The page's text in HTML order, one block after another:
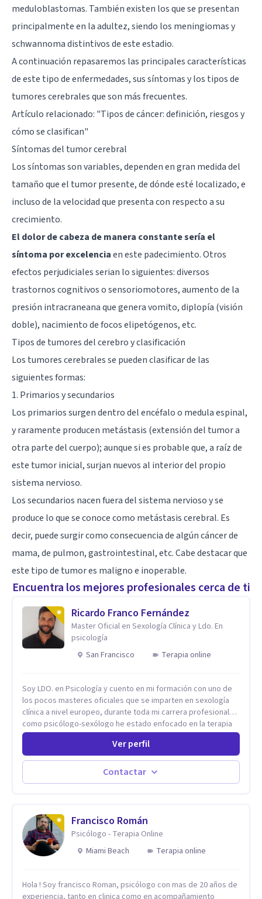
meduloblastomas. También existen los que se presentan
principalmente en la adultez, siendo los meningiomas y
schwannoma distintivos de este estadio.
A continuación repasaremos las principales características
de este tipo de enfermedades, sus síntomas y los tipos de
tumores cerebrales que son más frecuentes.
Artículo relacionado: "Tipos de cáncer: definición, riesgos y
cómo se clasifican"
Síntomas del tumor cerebral
Los síntomas son variables, dependen en gran medida del
tamaño que el tumor presente, de dónde esté localizado, e
incluso de la velocidad que presenta con respecto a su
crecimiento.
El dolor de cabeza de manera constante sería el
síntoma por excelenciaen este padecimiento. Otros
efectos perjudiciales serian lo siguientes: diversos
trastornos cognitivos o sensoriomotores, aumento de la
presión intracraneana que genera vomito, diplopía (visión
doble), nacimiento de focos elipetógenos, etc.
Tipos de tumores del cerebro y clasificación
Los tumores cerebrales se pueden clasificar de las
siguientes formas:
1. Primarios y secundarios
Los primarios surgen dentro del encéfalo o medula espinal,
y raramente producen metástasis (extensión del tumor a
otra parte del cuerpo); aunque si es probable que, a raíz de
este tumor inicial, surjan nuevos al interior del propio
sistema nervioso.
Los secundarios nacen fuera del sistema nervioso y se
produce lo que se conoce como metástasis cerebral. Es
decir, puede surgir como consecuencia de algún cáncer de
mama, de pulmon, gastrointestinal, etc. Cabe destacar que
este tipo de tumor es maligno e inoperable.
Encuentra los mejores profesionales cerca de ti
Ricardo Franco Fernández
Master Oficial en Sexología Clínica y Ldo. En
psicología
San Francisco
Terapia online
Soy LDO. en Psicología y cuento en mi formación con uno de
los pocos masteres oficiales que se imparten en sexología
clínica a nivel europeo, durante toda mi carrera profesional
como psicólogo-sexólogo he estado enfocado en la terapia
sexual desde una perspectiva multidisciplinar BIO-PSICO-
SOCIAL ya que aunque las bases de mi trabajo son
psicológicas, si no se tienen en consideración otros factores
la terapia puede no funcionar al tener una visión demasiado
simplista, excluyendo de antemano otros factores que
como algo particular e intentando adaptarme a tu situación
personal concreta. En especial mi ámbito de trabajo es la
disfunción eréctil, la eyaculación precoz y la falta de deseo
tanto en mujeres como en hombres. La sexualidad es de
relación saludable de pareja.
Ver perfil
Contactar
Francisco Román
Psicólogo - Terapia Online
Miami Beach
Terapia online
Hola ! Soy francisco Roman, psicólogo con mas de 20 años de
experiencia, tanto en clinica como en acompañamiento